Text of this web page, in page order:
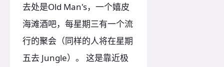
去处是Old Man's，一个嬉皮
海滩酒吧，每星期三有一个流
行的聚会（同样的人将在星期
五去 Jungle）。 这是靠近极